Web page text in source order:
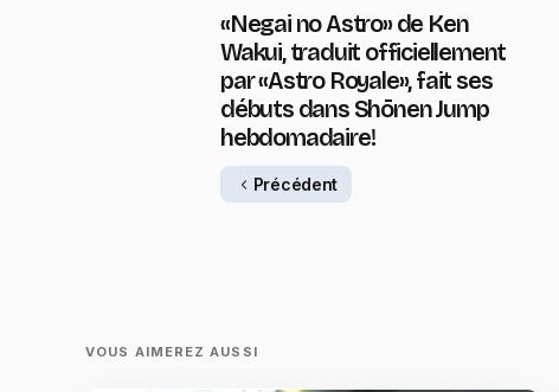
«Negai no Astro» de Ken
Wakui, traduit officiellement
par «Astro Royale», fait ses
débuts dans Shōnen Jump
hebdomadaire!
Précédent
VOUS AIMEREZ AUSSI